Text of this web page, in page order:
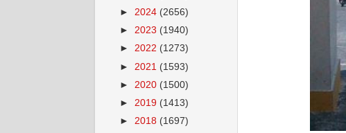
► 2024 (2656)
► 2023 (1940)
► 2022 (1273)
► 2021 (1593)
► 2020 (1500)
► 2019 (1413)
► 2018 (1697)